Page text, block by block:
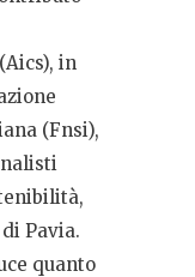
in
(Fnsi),
Pavia.
quanto